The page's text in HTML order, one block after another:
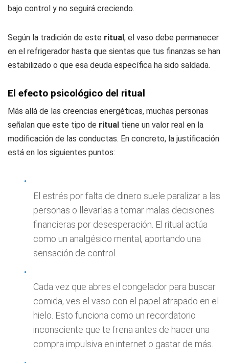
bajo control y no seguirá creciendo.
Según la tradición de este ritual, el vaso debe permanecer
en el refrigerador hasta que sientas que tus finanzas se han
estabilizado o que esa deuda específica ha sido saldada.
El efecto psicológico del ritual
Más allá de las creencias energéticas, muchas personas
señalan que este tipo de ritual tiene un valor real en la
modificación de las conductas. En concreto, la justificación
está en los siguientes puntos:
El estrés por falta de dinero suele paralizar a las
personas o llevarlas a tomar malas decisiones
financieras por desesperación. El ritual actúa
como un analgésico mental, aportando una
sensación de control.
Cada vez que abres el congelador para buscar
comida, ves el vaso con el papel atrapado en el
hielo. Esto funciona como un recordatorio
inconsciente que te frena antes de hacer una
compra impulsiva en internet o gastar de más.